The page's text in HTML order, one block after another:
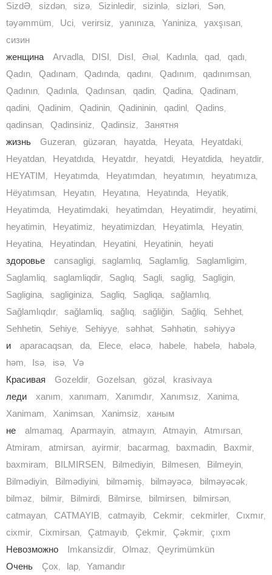
SizdƏ, sizdən, sizə, Sizinledir, sizinlə, sizləri, Sәn,
təyəmmüm, Uci, verirsiz, yanınıza, Yaniniza, yaxşısan,
сизин
женщина
Arvadla, DISI, DisI, Əıəl, Kadınla, qad, qadı,
Qadın, Qadınam, Qadında, qadını, Qadınım, qadınımsan,
Qadının, Qadınla, Qadınsan, qadin, Qadina, Qadinam,
qadini, Qadinim, Qadinin, Qadininin, qadinl, Qadins,
qadinsan, Qadinsiniz, Qadinsiz, Занятня
жизнь
Guzeran, güzəran, hayatda, Heyata, Heyatdaki,
Heyatdan, Heyatdıda, Heyatdır, heyatdi, Heyatdida, heyatdir,
HEYATIM, Heyatımda, Heyatımdan, heyatımın, heyatımıza,
Hëyatımsan, Heyatın, Heyatına, Heyatında, Heyatik,
Heyatimda, Heyatimdaki, heyatimdan, Heyatimdir, heyatimi,
heyatimin, Heyatimiz, heyatimizdan, Heyatimla, Heyatin,
Heyatina, Heyatindan, Heyatini, Heyatinin, heyati
здоровье
cansagligi, saglamlıq, Saglamlig, Saglamligim,
Saglamliq, saglamliqdir, Saglıq, Sagli, saglig, Sagligin,
Sagligina, sagliginiza, Sagliq, Sagliqa, sağlamlıq,
Sağlamlıqdır, sağlamliq, sağlıq, sağliğin, Sağliq, Sehhet,
Sehhetin, Sehiye, Sehiyye, səhhət, Səhhətin, səhiyyə
и
aparacaqsan, da, Elece, eləcə, habele, habelə, habələ,
həm, Isə, isə, Və
Красивая
Gozeldir, Gozelsan, gözəl, krasivaya
леди
xanım, xanımam, Xanımdır, Xanımsız, Xanima,
Xanimam, Xanimsan, Xanimsiz, ханым
не
almamaq, Aparmayin, atmayın, Atmayin, Atmırsan,
Atmiram, atmirsan, ayirmir, bacarmag, baxmadin, Baxmir,
baxmiram, BILMIRSEN, Bilmediyin, Bilmesen, Bilmeyin,
Bilmədiyin, Bilmədiyini, bilməmiş, bilməyəcə, bilməyəcək,
bilməz, bilmir, Bilmirdi, Bilmirse, bilmirsen, bilmirsən,
catmayan, CATMAYIB, catmayib, Cekmir, cekmirler, Cıxmır,
cixmir, Cixmirsan, Çatmayıb, Çekmir, Çəkmir, çıxm
Невозможно
Imkansizdir, Olmaz, Qeyrimümkün
Очень
Çox, lap, Yamandır